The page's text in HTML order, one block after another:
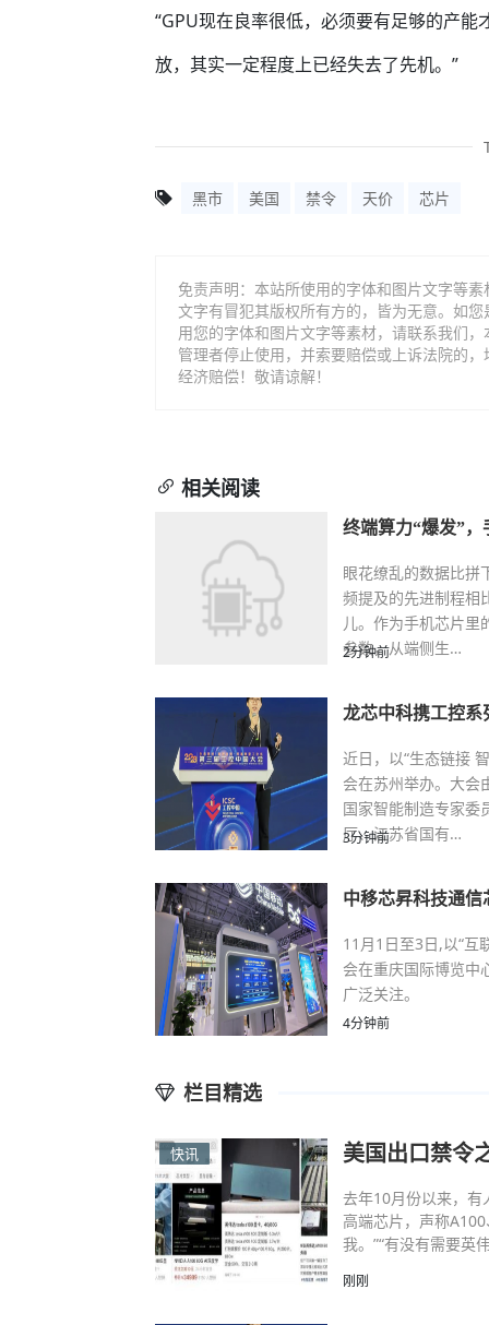
“GPU现在良率很低，必须要有足够的产
放，其实一定程度上已经失去了先机。”
黑市 美国 禁令 天价 芯片
免责声明：本站所使用的字体和图片文字等
文字有冒犯其版权所有方的，皆为无意。如
用您的字体和图片文字等素材，请联系我们
管理者停止使用，并索要赔偿或上诉法院的
经济赔偿！敬请谅解！
相关阅读
终端算力“爆发”
眼花缭乱的数据比拼
频提及的先进制程相
儿。作为手机芯片里
参数，从端侧生…
2分钟前
龙芯中科携工控系
近日，以“生态链接
会在苏州举办。大会
国家智能制造专家委
厅、江苏省国有…
3分钟前
中移芯昇科技通信
11月1日至3日,以“互
会在重庆国际博览中
广泛关注。
4分钟前
栏目精选
快讯 美国出口禁令
去年10月份以来，有
高端芯片，声称
我。”“有没有需要英
刚刚